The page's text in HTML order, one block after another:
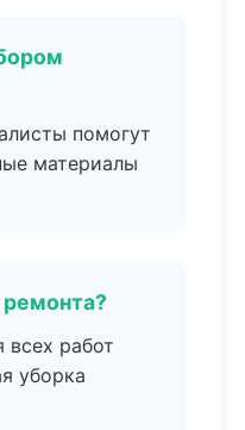
помогут
материалы
всех работ
уборка